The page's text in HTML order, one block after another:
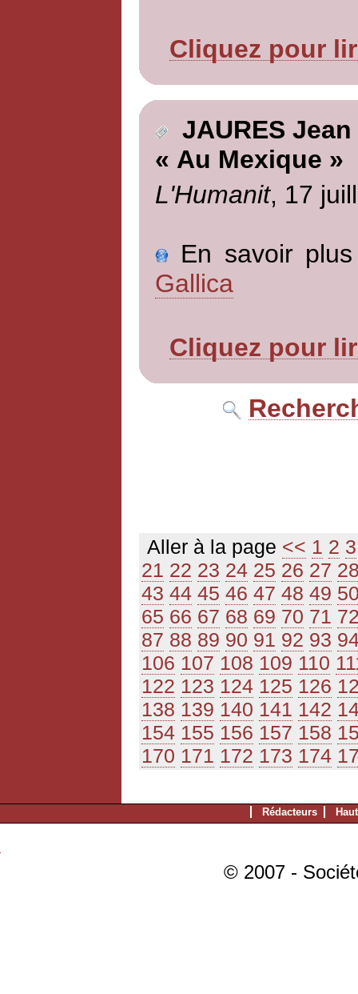
Cliquez pour
JAURES Jean
« Au Mexique »
L'Humanit, 17
En savoir
Gallica
Cliquez pour
Aller à la page << 1 2 3
21 22 23 24 25 26 27
43 44 45 46 47 48 49
65 66 67 68 69 70 71
87 88 89 90 91 92 93
106 107 108 109 110
122 123 124 125 126
138 139 140 141 142
154 155 156 157 158
170 171 172 173 174
Rédacteurs
© 2007 -